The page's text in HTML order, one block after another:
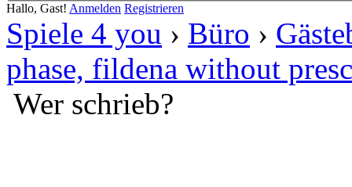
Hallo, Gast! Anmelden Registrieren
Spiele 4 you › Büro ›
phase, fildena without
Wer schrieb?